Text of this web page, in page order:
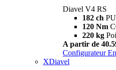
Diavel V4 RS
182 ch
120 Nm
220 kg
A partir de
Configurateur
XDiavel